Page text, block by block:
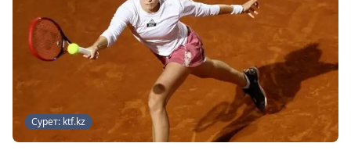
Сурет: ktf.kz